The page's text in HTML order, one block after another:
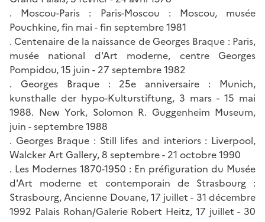
. Moscou-Paris : Paris-Moscou : Moscou, musée
Pouchkine, fin mai - fin septembre 1981
. Centenaire de la naissance de Georges Braque : Paris,
musée national d'Art moderne, centre Georges
Pompidou, 15 juin - 27 septembre 1982
. Georges Braque : 25e anniversaire : Munich,
kunsthalle der hypo-Kulturstiftung, 3 mars - 15 mai
1988. New York, Solomon R. Guggenheim Museum,
juin - septembre 1988
. Georges Braque : Still lifes and interiors : Liverpool,
Walcker Art Gallery, 8 septembre - 21 octobre 1990
. Les Modernes 1870-1950 : En préfiguration du Musée
d'Art moderne et contemporain de Strasbourg :
Strasbourg, Ancienne Douane, 17 juillet - 31 décembre
1992 Palais Rohan/Galerie Robert Heitz, 17 juillet - 30